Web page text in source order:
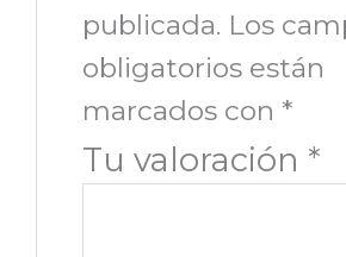
publicada. Los
obligatorios están
marcados con *
Tu valoración *